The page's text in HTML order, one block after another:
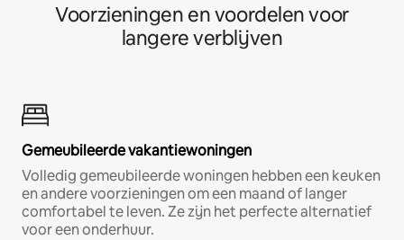
Voorzieningen en voordelen voor
langere verblijven
Gemeubileerde vakantiewoningen
Volledig gemeubileerde woningen hebben een keuken
en andere voorzieningen om een maand of langer
comfortabel te leven. Ze zijn het perfecte alternatief
voor een onderhuur.